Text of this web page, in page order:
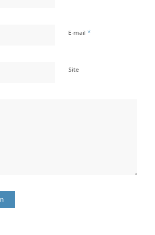
E-mail *
Site